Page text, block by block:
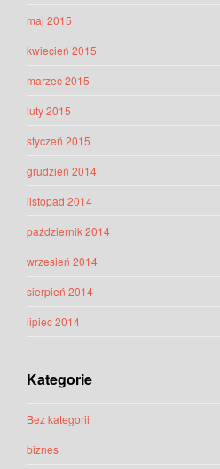
maj 2015
kwiecień 2015
marzec 2015
luty 2015
styczeń 2015
grudzień 2014
listopad 2014
październik 2014
wrzesień 2014
sierpień 2014
lipiec 2014
Kategorie
Bez kategorii
biznes